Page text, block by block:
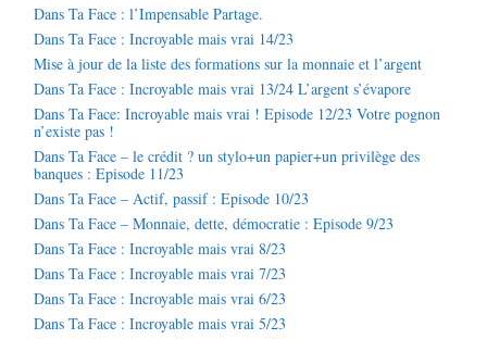
Dans Ta Face : l’Impensable Partage.
Dans Ta Face : Incroyable mais vrai 14/23
Mise à jour de la liste des formations sur la monnaie et l’argent
Dans Ta Face : Incroyable mais vrai 13/24 L’argent s’évapore
Dans Ta Face: Incroyable mais vrai ! Episode 12/23 Votre pognon
n’existe pas !
Dans Ta Face – le crédit ? un stylo+un papier+un privilège des
banques : Episode 11/23
Dans Ta Face – Actif, passif : Episode 10/23
Dans Ta Face – Monnaie, dette, démocratie : Episode 9/23
Dans Ta Face : Incroyable mais vrai 8/23
Dans Ta Face : Incroyable mais vrai 7/23
Dans Ta Face : Incroyable mais vrai 6/23
Dans Ta Face : Incroyable mais vrai 5/23